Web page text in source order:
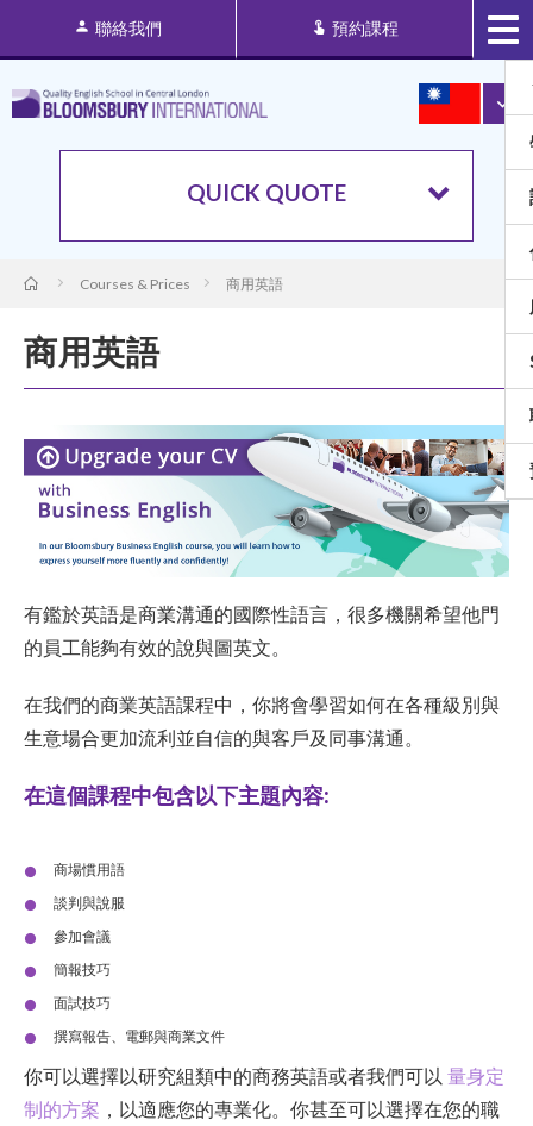
聯絡我們 預約課程
QUICK QUOTE
Courses & Prices 商用英語
商用英語
有鑑於英語是商業溝通的國際性語言，很多機關希望他門
的員工能夠有效的說與圖英文。
在我們的商業英語課程中，你將會學習如何在各種級別與
生意場合更加流利並自信的與客戶及同事溝通。
在這個課程中包含以下主題內容:
商場慣用語
談判與說服
參加會議
簡報技巧
面試技巧
撰寫報告、電郵與商業文件
你可以選擇以研究組類中的商務英語或者我們可以 量身定
制的方案 ，以適應您的專業化。你甚至可以選擇在您的職